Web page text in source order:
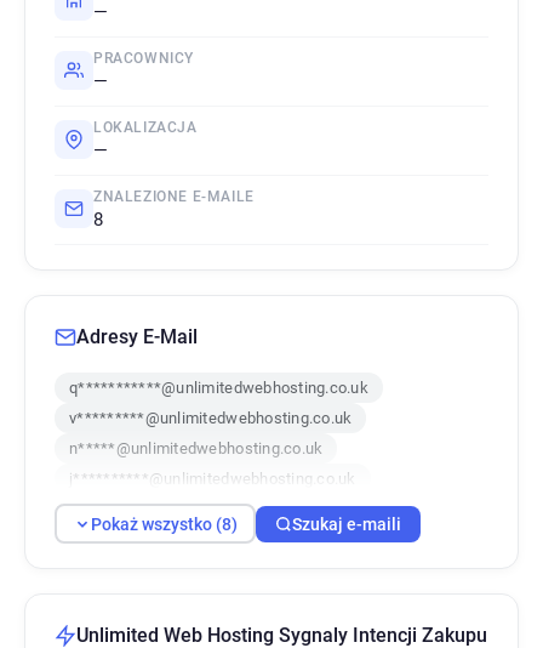
—
PRACOWNICY
—
LOKALIZACJA
—
ZNALEZIONE E-MAILE
8
Adresy E-Mail
q***********@unlimitedwebhosting.co.uk
v*********@unlimitedwebhosting.co.uk
n*****@unlimitedwebhosting.co.uk
j**********@unlimitedwebhosting.co.uk
y**********@unlimitedwebhosting.co.uk
m***********@unlimitedwebhosting.co.uk
Pokaż wszystko (8) Szukaj e-maili
Unlimited Web Hosting Sygnaly Intencji Zakupu